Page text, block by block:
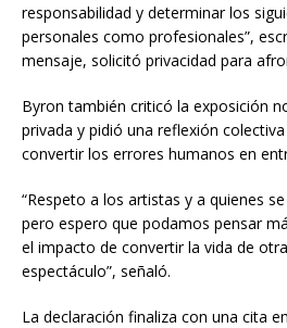
responsabilidad y determinar los
personales como profesionales”,
mensaje, solicitó privacidad para
Byron también criticó la exposición
privada y pidió una reflexión
convertir los errores humanos en
“Respeto a los artistas y a quienes
pero espero que podamos pensar
el impacto de convertir la vida de
espectáculo”, señaló.
La declaración finaliza con una cita